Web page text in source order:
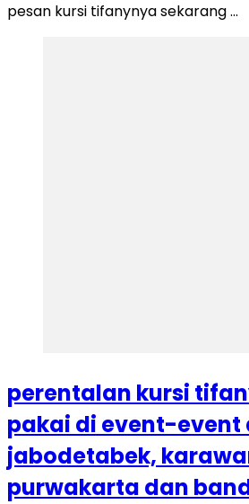
pesan kursi tifanynya sekarang …
perentalan kursi
pakai di event-event
jabodetabek,
purwakarta dan